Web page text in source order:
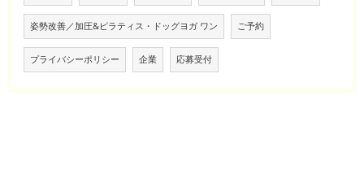
姿勢改善／加圧&ピラティス・ドッグヨガ ワン ご予約
プライバシーポリシー 企業 応募受付